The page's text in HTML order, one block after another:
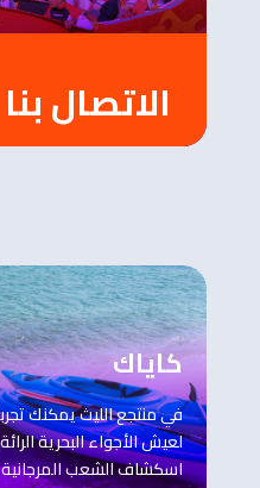
الاتصال بنا
كاياك
في منتجع الليث يمكنك
لعيش الأجواء البحرية
اسكشاف الشعب